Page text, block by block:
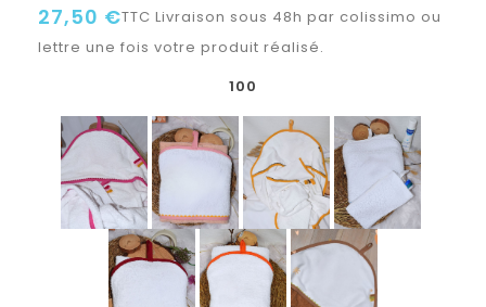
27,50 €TTC Livraison sous 48h par colissimo ou
lettre une fois votre produit réalisé.
100